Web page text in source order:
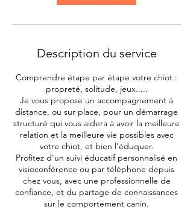
Description du service
Comprendre étape par étape votre chiot :
propreté, solitude, jeux.....
Je vous propose un accompagnement à
distance, ou sur place, pour un démarrage
structuré qui vous aidera à avoir la meilleure
relation et la meilleure vie possibles avec
votre chiot, et bien l'éduquer.
Profitez d'un suivi éducatif personnalisé en
visioconférence ou par téléphone depuis
chez vous, avec une professionnelle de
confiance, et du partage de connaissances
sur le comportement canin.